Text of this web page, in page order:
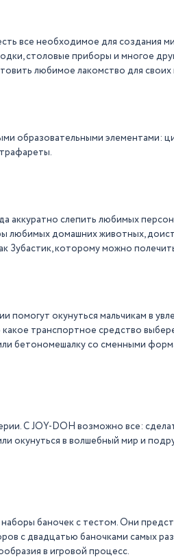
все необходимое для создания
столовые приборы и многое
любимое лакомство для своих
образовательными элементами:
аккуратно слепить любимых
любимых домашних животных,
Зубастик, которому можно
окунуться мальчикам в
транспортное средство
бетономешалку со сменными
С JOY-DOH возможно все:
окунуться в волшебный мир и
баночек с тестом. Они
с двадцатью баночками самых
в игровой процесс.